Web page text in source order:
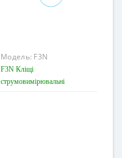
Модель: F3N
F3N Кліщі
струмовимірювальні